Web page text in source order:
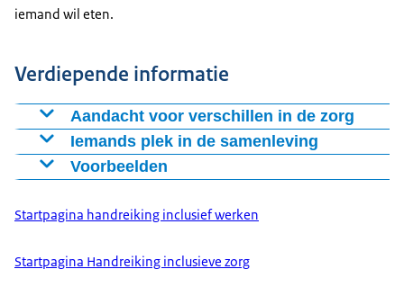
iemand wil eten.
Verdiepende informatie
Aandacht voor verschillen in de zorg
Het is belangrijk om aandacht te hebben voor hoe
verschillend mensen zijn. Dat blijkt uit deze
Meer dan een kwart van de Nederlanders (27%)
meeste vanwege leeftijd, geslacht of etnische
Iemands plek in de samenleving
Inclusief werken is: rekening houden met wie je cliënt
Werk
Cultuur
Voorbeelden
keer per dag te bidden. Bidden speelt een grote rol in
bidden, maar jij gelooft niet. Hoe sluit je toch aan?
Startpagina handreiking inclusief werken
Startpagina Handreiking inclusieve zorg